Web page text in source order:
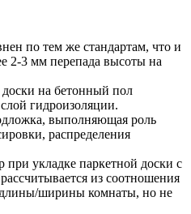
по тем же стандартам, что и
2-3 мм перепада высоты на
на бетонный пол
гидроизоляции.
выполняющая роль
распределения
укладке паркетной доски с
из соотношения
ширины комнаты, но не